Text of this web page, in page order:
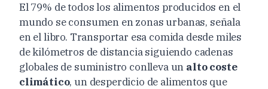
El 79% de todos los alimentos producidos en el
mundo se consumen en zonas urbanas, señala
en el libro. Transportar esa comida desde miles
de kilómetros de distancia siguiendo cadenas
globales de suministro conlleva un alto coste
climático, un desperdicio de alimentos que